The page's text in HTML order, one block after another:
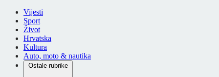
Vijesti
Sport
Život
Hrvatska
Kultura
Auto, moto & nautika
Ostale rubrike